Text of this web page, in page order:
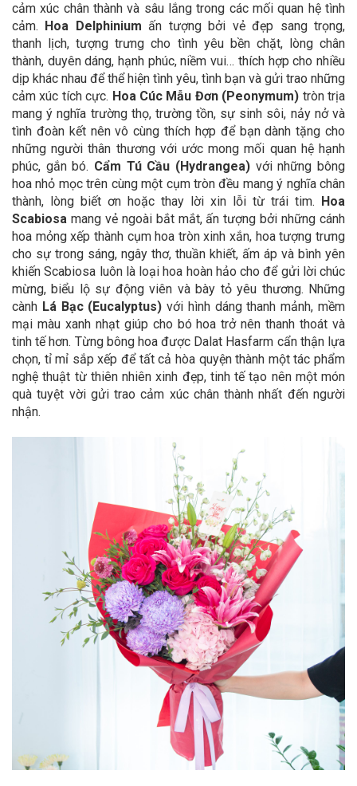
cảm xúc chân thành và sâu lắng trong các mối quan hệ tình
cảm. Hoa Delphinium ấn tượng bởi vẻ đẹp sang trọng,
thanh lịch, tượng trưng cho tình yêu bền chặt, lòng chân
thành, duyên dáng, hạnh phúc, niềm vui… thích hợp cho nhiều
dịp khác nhau để thể hiện tình yêu, tình bạn và gửi trao những
cảm xúc tích cực. Hoa Cúc Mẫu Đơn (Peonymum) tròn trịa
mang ý nghĩa trường thọ, trường tồn, sự sinh sôi, nảy nở và
tình đoàn kết nên vô cùng thích hợp để bạn dành tặng cho
những người thân thương với ước mong mối quan hệ hạnh
phúc, gắn bó. Cẩm Tú Cầu (Hydrangea) với những bông
hoa nhỏ mọc trên cùng một cụm tròn đều mang ý nghĩa chân
thành, lòng biết ơn hoặc thay lời xin lỗi từ trái tim. Hoa
Scabiosa mang vẻ ngoài bắt mắt, ấn tượng bởi những cánh
hoa mỏng xếp thành cụm hoa tròn xinh xắn, hoa tượng trưng
cho sự trong sáng, ngây thơ, thuần khiết, ấm áp và bình yên
khiến Scabiosa luôn là loại hoa hoàn hảo cho để gửi lời chúc
mừng, biểu lộ sự động viên và bày tỏ yêu thương. Những
cành Lá Bạc (Eucalyptus) với hình dáng thanh mảnh, mềm
mại màu xanh nhạt giúp cho bó hoa trở nên thanh thoát và
tinh tế hơn. Từng bông hoa được Dalat Hasfarm cẩn thận lựa
chọn, tỉ mỉ sắp xếp để tất cả hòa quyện thành một tác phẩm
nghệ thuật từ thiên nhiên xinh đẹp, tinh tế tạo nên một món
quà tuyệt vời gửi trao cảm xúc chân thành nhất đến người
nhận.